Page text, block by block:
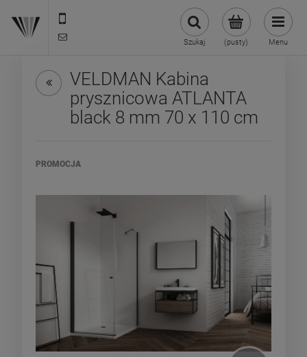
(pusty)
Szukaj Menu
VELDMAN Kabina
prysznicowa ATLANTA
black 8 mm 70 x 110 cm
PROMOCJA